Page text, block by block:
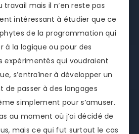
mais il n’en reste pas
intéressant à étudier que ce
de la programmation qui
à la logique ou pour des
expérimentés qui voudraient
s’entraîner à développer un
de passer à des langages
simplement pour s’amuser.
au moment où j’ai décidé de
mais ce qui fut surtout le cas